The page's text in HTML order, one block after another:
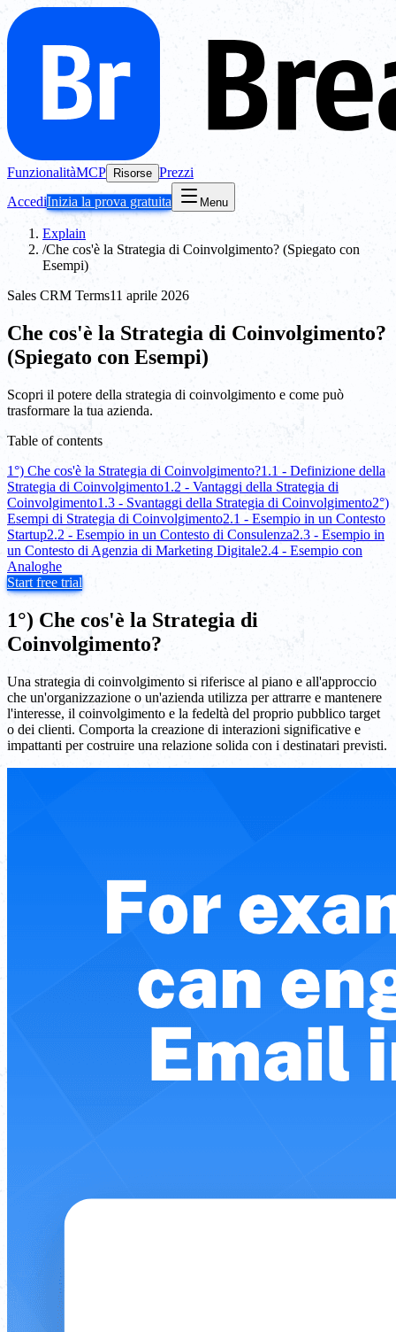
FunzionalitàMCP Risorse Prezzi
AccediInizia la prova gratuita Menu
Explain
/Che cos'è la Strategia di Coinvolgimento? (Spiegato con
Esempi)
Sales CRM Terms11 aprile 2026
Che cos'è la Strategia di Coinvolgimento?
(Spiegato con Esempi)
Scopri il potere della strategia di coinvolgimento e come può
trasformare la tua azienda.
Table of contents
1°) Che cos'è la Strategia di Coinvolgimento?1.1 - Definizione della
Strategia di Coinvolgimento1.2 - Vantaggi della Strategia di
Coinvolgimento1.3 - Svantaggi della Strategia di Coinvolgimento2°)
Esempi di Strategia di Coinvolgimento2.1 - Esempio in un Contesto
Startup2.2 - Esempio in un Contesto di Consulenza2.3 - Esempio in
un Contesto di Agenzia di Marketing Digitale2.4 - Esempio con
Analoghe
Start free trial
1°) Che cos'è la Strategia di
Coinvolgimento?
Una strategia di coinvolgimento si riferisce al piano e all'approccio
che un'organizzazione o un'azienda utilizza per attrarre e mantenere
l'interesse, il coinvolgimento e la fedeltà del proprio pubblico target
o dei clienti. Comporta la creazione di interazioni significative e
impattanti per costruire una relazione solida con i destinatari previsti.